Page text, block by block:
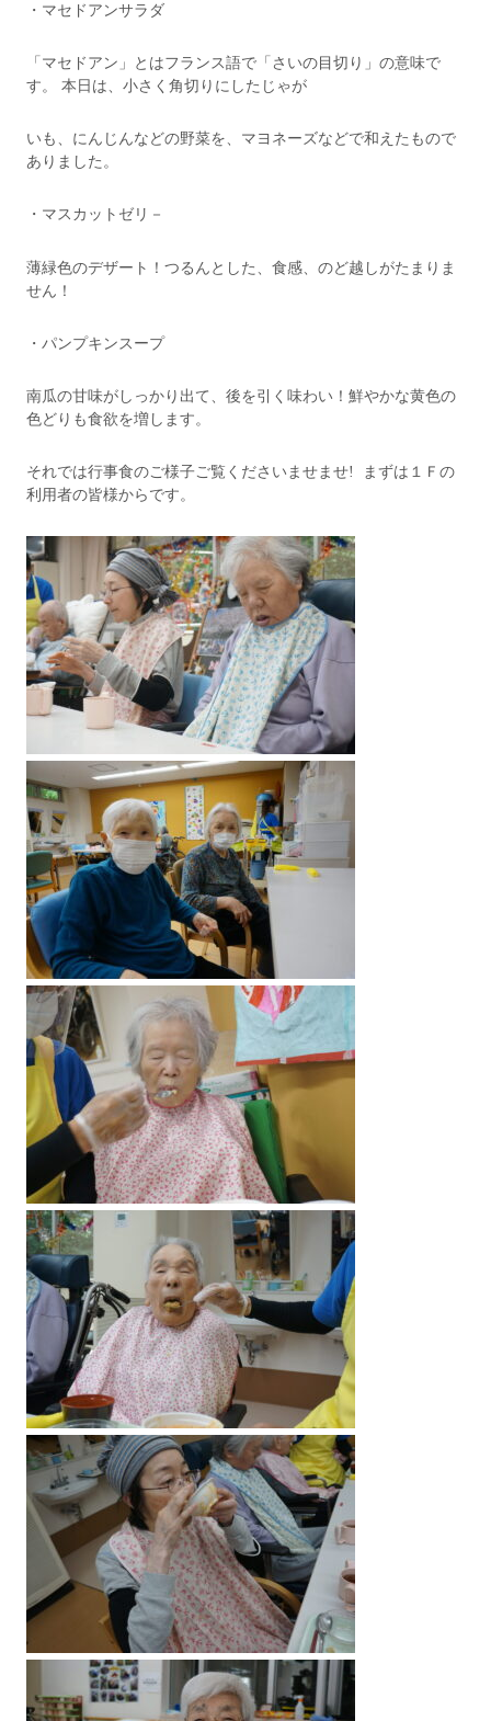
・マセドアンサラダ
「マセドアン」とはフランス語で「さいの目切り」の意味で
す。 本日は、小さく角切りにしたじゃが
いも、にんじんなどの野菜を、マヨネーズなどで和えたもので
ありました。
・マスカットゼリ－
薄緑色のデザート！つるんとした、食感、のど越しがたまりま
せん！
・パンプキンスープ
南瓜の甘味がしっかり出て、後を引く味わい！鮮やかな黄色の
色どりも食欲を増します。
それでは行事食のご様子ご覧くださいませませ! まずは１Ｆの
利用者の皆様からです。